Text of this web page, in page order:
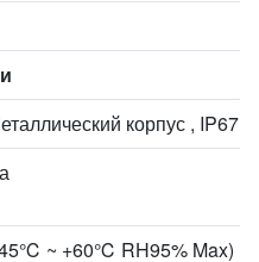
корпус , IP67
~ +60℃ RH95% Max)